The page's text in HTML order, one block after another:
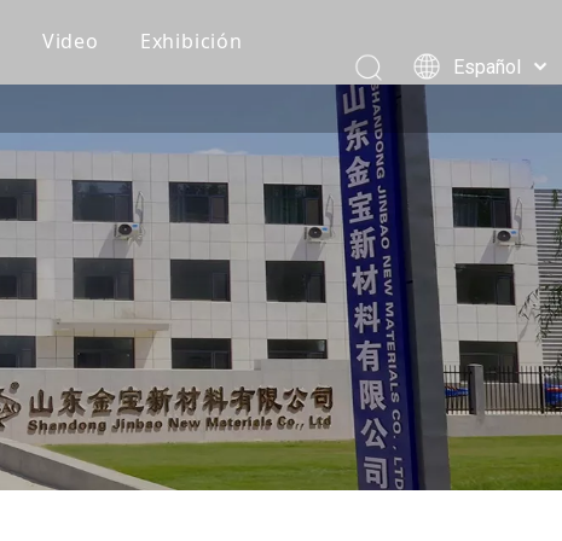
Video
Recomendaciones de clientes
Vídeos de producción
Vídeos de embalaje y carga
Vídeo del producto
Eventos corporativos
Exhibición
Español
Português
简体中文
English